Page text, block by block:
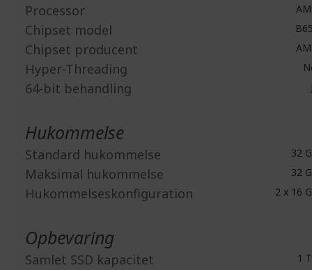
Processor
Chipset model
Chipset producent
Hyper-Threading
64-bit behandling
Hukommelse
Standard hukommelse 32
Maksimal hukommelse 32
Hukommelseskonfiguration 2 x 16
Opbevaring
Samlet SSD kapacitet 1